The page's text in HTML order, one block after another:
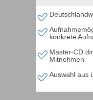
konkrete
Master-CD
Mitnehmen
Auswahl aus